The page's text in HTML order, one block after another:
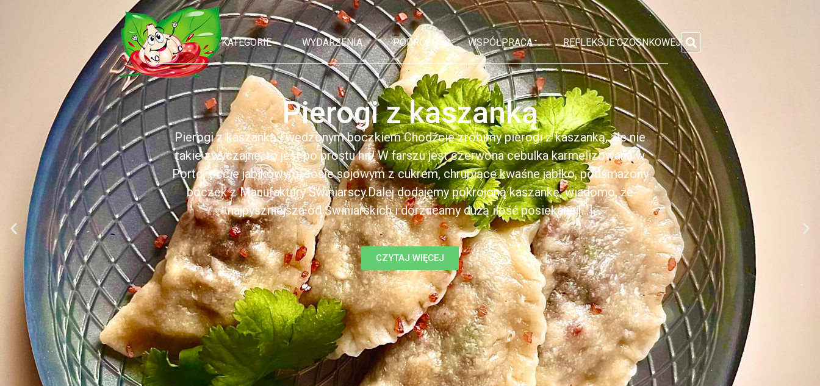
KATEGORIE WYDARZENIA PODRÓŻE WSPÓŁPRACA REFLEKSJE CZOSNKOWEJ
Pierogi z kaszanką
Pierogi z kaszanką i wędzonym boczkiem Chodźcie zrobimy pierogi z kaszanką, ale nie
takie zwyczajne, to jest po prostu hit! W farszu jest czerwona cebulka karmelizowana w
Porto, occie jabłkowym, sosie sojowym z cukrem, chrupiące kwaśne jabłko, podsmażony
boczek z Manufaktury Świniarscy.Dalej dodajemy pokrojoną kaszankę, wiadomo, że
najpyszniejsza od Świniarskich i dorzucamy dużą ilość posiekanej[...]
CZYTAJ WIĘCEJ